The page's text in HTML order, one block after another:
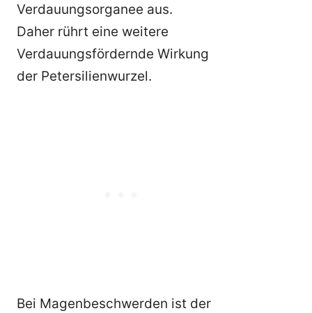
Verdauungsorganee aus.
Daher rührt eine weitere
Verdauungsfördernde Wirkung
der Petersilienwurzel.
Bei Magenbeschwerden ist der